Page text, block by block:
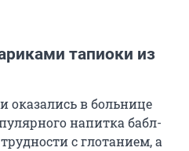
тапиоки из
оказались в больнице
напитка бабл-
с глотанием, а